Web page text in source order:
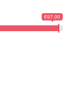
€97.00